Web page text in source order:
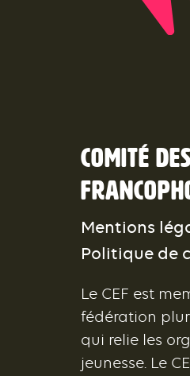
Comité
Mentions
Politique de
Le CEF est
fédération
qui relie les
jeunesse. Le